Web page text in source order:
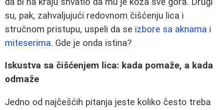
su, pak, zahvaljujući redovnom čišćenju lica i
stručnom pristupu, uspeli da se izbore sa aknama i
miteserima. Gde je onda istina?
Iskustva sa čišćenjem lica: kada pomaže, a kada
odmaže
Jedno od najčešćih pitanja jeste koliko često treba